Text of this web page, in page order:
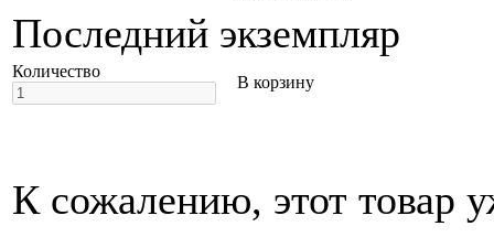
Последний экземпляр
Количество
В корзину
К сожалению, этот товар